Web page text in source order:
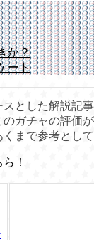
か？
ート
とした解説記
ガチャの評価
まで参考として
！